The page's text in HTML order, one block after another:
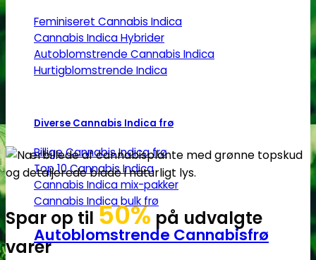
Feminiseret Cannabis Indica
Cannabis Indica Hybrider
Autoblomstrende Cannabis Indica
Hurtigblomstrende Indica
Diverse Cannabis Indica frø
Billige Cannabis Indica frø
Top 10 Cannabis Indica
Cannabis Indica mix-pakker
Cannabis Indica bulk frø
Autoblomstrende Cannabisfrø
Spar op til 50% på udvalgte
varer